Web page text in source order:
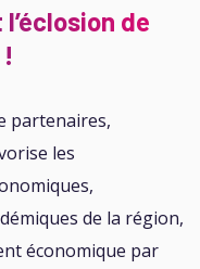
de
partenaires,
les
de la région,
économique par